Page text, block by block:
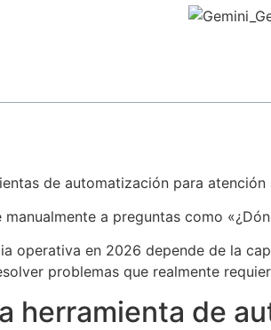
de automatización para
a preguntas como
operativa en 2026 depende de la
problemas que realmente
herramienta de